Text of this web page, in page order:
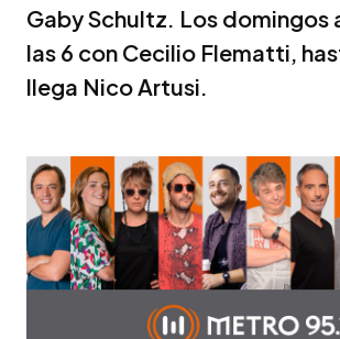
Gaby Schultz. Los domingos
las 6 con Cecilio Flematti,
llega Nico Artusi.